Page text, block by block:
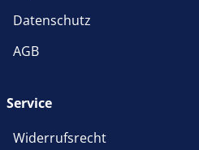
Datenschutz
AGB
Service
Widerrufsrecht